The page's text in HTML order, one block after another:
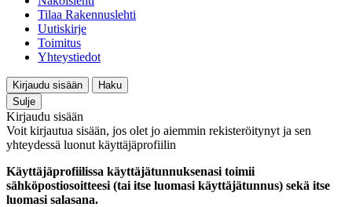
Tilaa Rakennuslehti
Uutiskirje
Toimitus
Yhteystiedot
Kirjaudu sisään
Haku
Sulje
Kirjaudu sisään
Voit kirjautua sisään, jos olet jo aiemmin rekisteröitynyt ja sen
yhteydessä luonut käyttäjäprofiilin
Käyttäjäprofiilissa käyttäjätunnuksenasi toimii
sähköpostiosoitteesi (tai itse luomasi käyttäjätunnus) sekä itse
luomasi salasana.